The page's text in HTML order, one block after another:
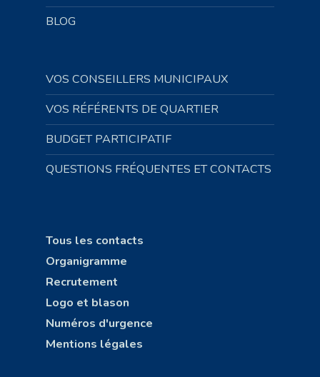
BLOG
VOS CONSEILLERS MUNICIPAUX
VOS RÉFÉRENTS DE QUARTIER
BUDGET PARTICIPATIF
QUESTIONS FRÉQUENTES ET CONTACTS
Tous les contacts
Organigramme
Recrutement
Logo et blason
Numéros d'urgence
Mentions légales